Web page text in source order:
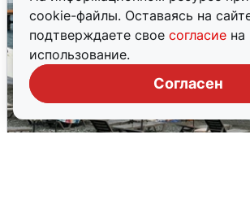
cookie-файлы. Оставаясь на
подтверждаете свое согласие на
использование.
Согласен